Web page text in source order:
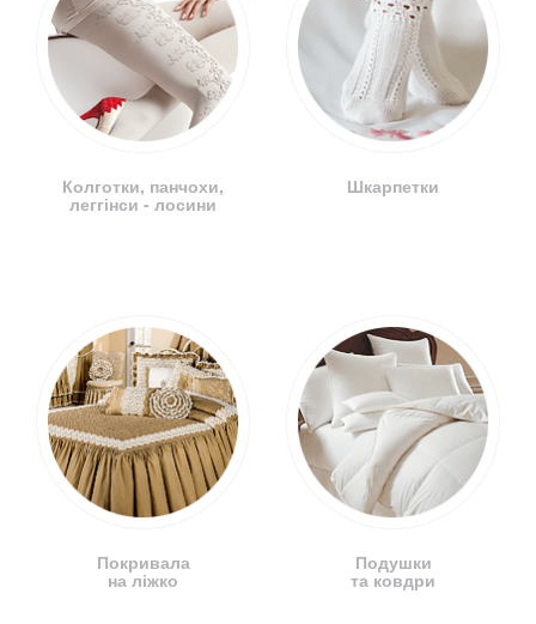
Колготки, панчохи,
леггінси - лосини
Шкарпетки
Покривала
на ліжко
Подушки
та ковдри